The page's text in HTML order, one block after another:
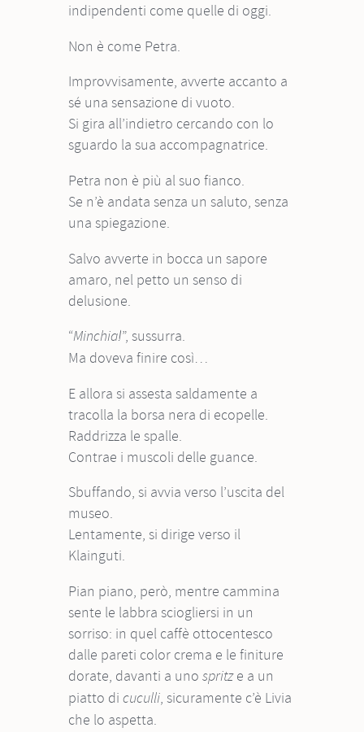
indipendenti come quelle di oggi.
Non è come Petra.
Improvvisamente, avverte accanto a
sé una sensazione di vuoto.
Si gira all’indietro cercando con lo
sguardo la sua accompagnatrice.
Petra non è più al suo fianco.
Se n’è andata senza un saluto, senza
una spiegazione.
Salvo avverte in bocca un sapore
amaro, nel petto un senso di
delusione.
“ Minchia!”, sussurra.
Ma doveva finire così…
E allora si assesta saldamente a
tracolla la borsa nera di ecopelle.
Raddrizza le spalle.
Contrae i muscoli delle guance.
Sbuffando, si avvia verso l’uscita del
museo.
Lentamente, si dirige verso il
Klainguti.
Pian piano, però, mentre cammina
sente le labbra sciogliersi in un
sorriso: in quel caffè ottocentesco
dalle pareti color crema e le finiture
dorate, davanti a uno spritze a un
piatto di cuculli, sicuramente c’è Livia
che lo aspetta.